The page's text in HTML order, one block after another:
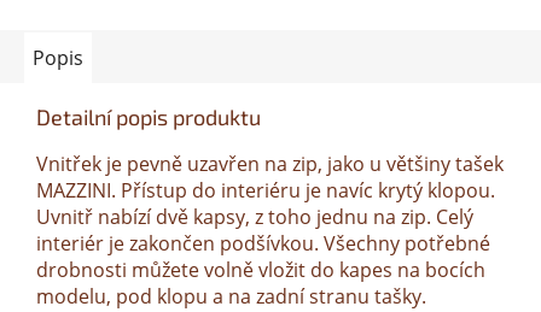
Popis
Detailní popis produktu
Vnitřek je pevně uzavřen na zip, jako u většiny tašek
MAZZINI. Přístup do interiéru je navíc krytý klopou.
Uvnitř nabízí dvě kapsy, z toho jednu na zip. Celý
interiér je zakončen podšívkou. Všechny potřebné
drobnosti můžete volně vložit do kapes na bocích
modelu, pod klopu a na zadní stranu tašky.